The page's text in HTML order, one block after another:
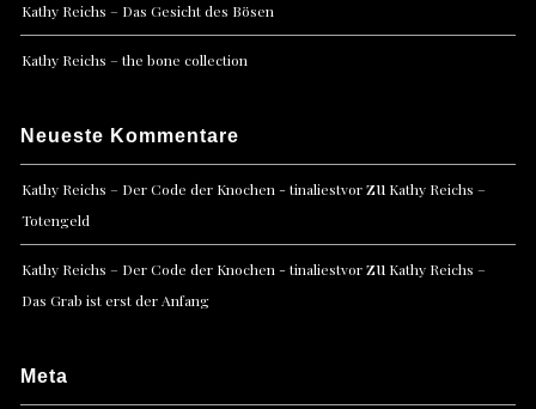
Kathy Reichs – Das Gesicht des Bösen
Kathy Reichs – the bone collection
Neueste Kommentare
Kathy Reichs – Der Code der Knochen - tinaliestvorzu Kathy Reichs –
Totengeld
Kathy Reichs – Der Code der Knochen - tinaliestvorzu Kathy Reichs –
Das Grab ist erst der Anfang
Meta